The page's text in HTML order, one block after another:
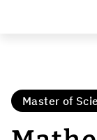
Master of